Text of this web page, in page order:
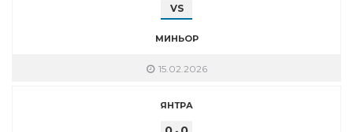
VS
МИНЬОР
15.02.2026
ЯНТРА